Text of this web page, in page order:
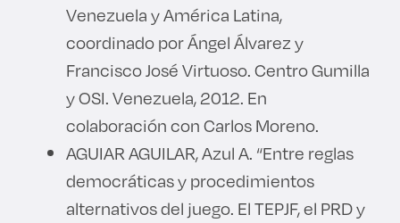
Venezuela y América Latina,
coordinado por Ángel Álvarez y
Francisco José Virtuoso. Centro Gumilla
y OSI. Venezuela, 2012. En
colaboración con Carlos Moreno.
AGUIAR AGUILAR, Azul A. “Entre reglas
democráticas y procedimientos
alternativos del juego. El TEPJF, el PRD y